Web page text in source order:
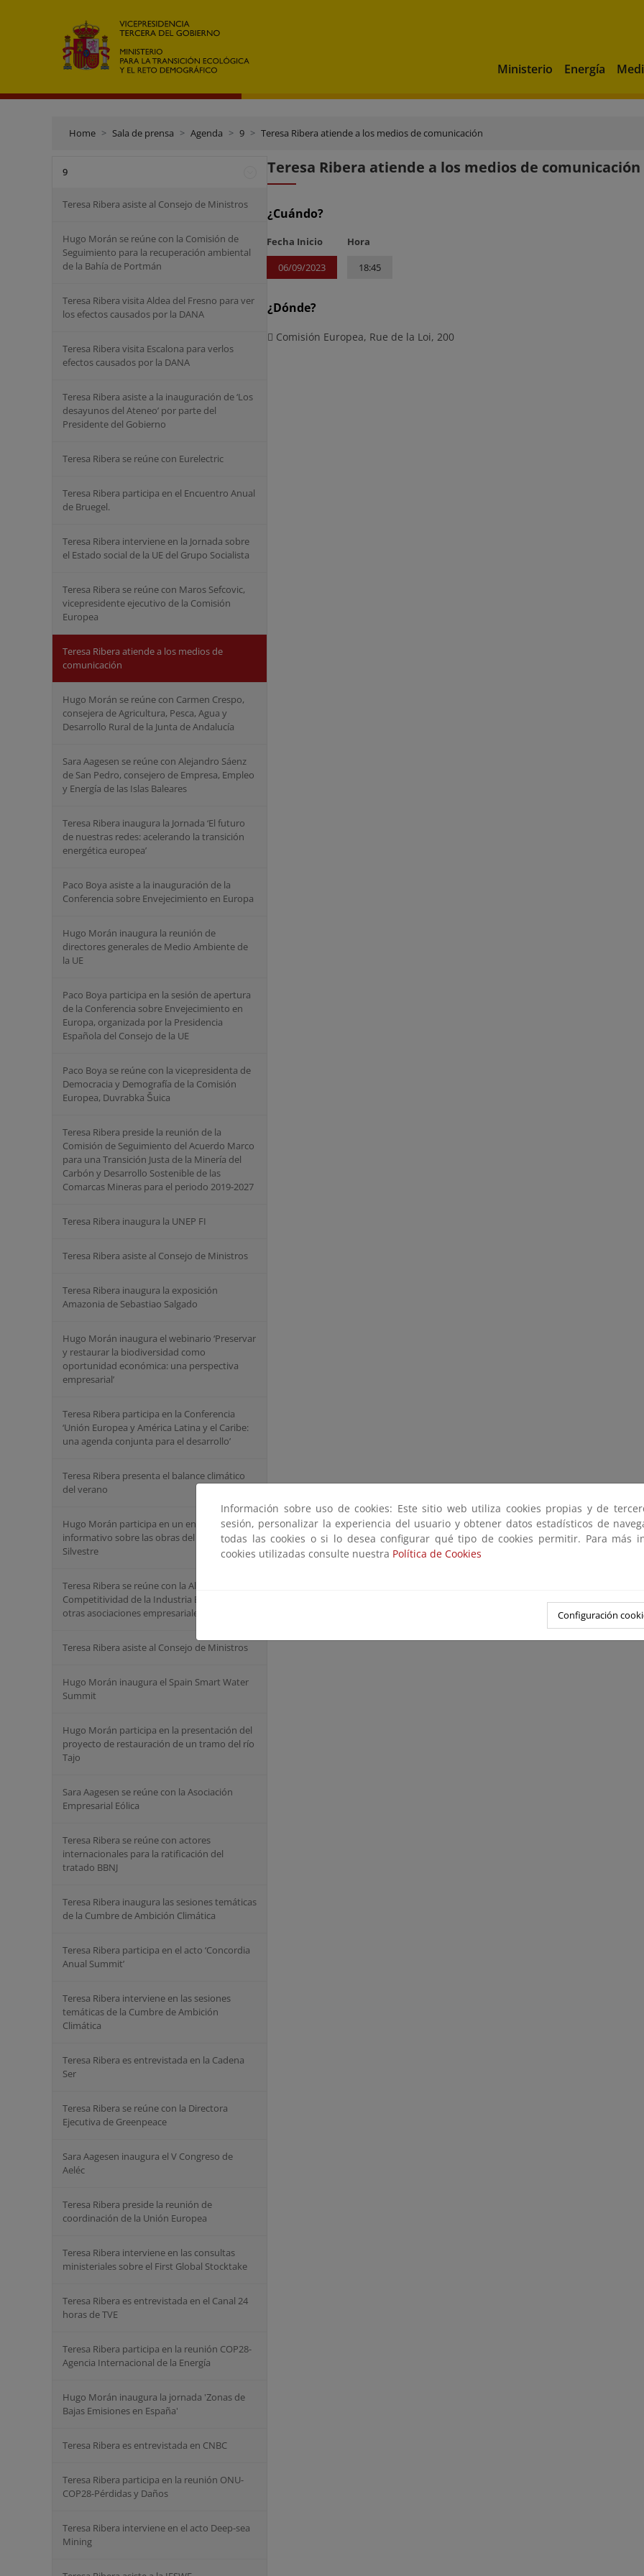
Ministerio Energía
Home Sala de prensa Agenda 9 Teresa Ribera atiende a los medios de comunicación
9
Teresa Ribera asiste al Consejo de Ministros
Hugo Morán se reúne con la Comisión de
Seguimiento para la recuperación ambiental
de la Bahía de Portmán
Teresa Ribera visita Aldea del Fresno para ver
los efectos causados por la DANA
Teresa Ribera visita Escalona para verlos
efectos causados por la DANA
Teresa Ribera asiste a la inauguración de ‘Los
desayunos del Ateneo’ por parte del
Presidente del Gobierno
Teresa Ribera se reúne con Eurelectric
Teresa Ribera participa en el Encuentro Anual
de Bruegel.
Teresa Ribera interviene en la Jornada sobre
el Estado social de la UE del Grupo Socialista
Teresa Ribera se reúne con Maros Sefcovic,
vicepresidente ejecutivo de la Comisión
Europea
Teresa Ribera atiende a los medios de
comunicación
Hugo Morán se reúne con Carmen Crespo,
consejera de Agricultura, Pesca, Agua y
Desarrollo Rural de la Junta de Andalucía
Sara Aagesen se reúne con Alejandro Sáenz
de San Pedro, consejero de Empresa, Empleo
y Energía de las Islas Baleares
Teresa Ribera inaugura la Jornada ‘El futuro
de nuestras redes: acelerando la transición
energética europea’
Paco Boya asiste a la inauguración de la
Conferencia sobre Envejecimiento en Europa
Hugo Morán inaugura la reunión de
directores generales de Medio Ambiente de
la UE
Paco Boya participa en la sesión de apertura
de la Conferencia sobre Envejecimiento en
Europa, organizada por la Presidencia
Española del Consejo de la UE
Paco Boya se reúne con la vicepresidenta de
Democracia y Demografía de la Comisión
Europea, Duvrabka Šuica
Teresa Ribera preside la reunión de la
Comisión de Seguimiento del Acuerdo Marco
para una Transición Justa de la Minería del
Carbón y Desarrollo Sostenible de las
Comarcas Mineras para el periodo 2019-2027
Teresa Ribera inaugura la UNEP FI
Teresa Ribera asiste al Consejo de Ministros
Teresa Ribera inaugura la exposición
Amazonia de Sebastiao Salgado
Hugo Morán inaugura el webinario ‘Preservar
y restaurar la biodiversidad como
oportunidad económica: una perspectiva
empresarial’
Teresa Ribera participa en la Conferencia
‘Unión Europea y América Latina y el Caribe:
una agenda conjunta para el desarrollo’
Teresa Ribera presenta el balance climático
del verano
Hugo Morán participa en un encuentro
informativo sobre las obras del túnel de San
Silvestre
Teresa Ribera se reúne con la Alianza por la
Competitividad de la Industria Española y
otras asociaciones empresariales
Teresa Ribera asiste al Consejo de Ministros
Hugo Morán inaugura el Spain Smart Water
Summit
Hugo Morán participa en la presentación del
proyecto de restauración de un tramo del río
Tajo
Sara Aagesen se reúne con la Asociación
Empresarial Eólica
Teresa Ribera se reúne con actores
internacionales para la ratificación del
tratado BBNJ
Teresa Ribera inaugura las sesiones temáticas
de la Cumbre de Ambición Climática
Teresa Ribera participa en el acto ‘Concordia
Anual Summit’
Teresa Ribera interviene en las sesiones
temáticas de la Cumbre de Ambición
Climática
Teresa Ribera es entrevistada en la Cadena
Ser
Teresa Ribera se reúne con la Directora
Ejecutiva de Greenpeace
Sara Aagesen inaugura el V Congreso de
Aeléc
Teresa Ribera preside la reunión de
coordinación de la Unión Europea
Teresa Ribera interviene en las consultas
ministeriales sobre el First Global Stocktake
Teresa Ribera es entrevistada en el Canal 24
horas de TVE
Teresa Ribera participa en la reunión COP28-
Agencia Internacional de la Energía
Hugo Morán inaugura la jornada 'Zonas de
Bajas Emisiones en España'
Teresa Ribera es entrevistada en CNBC
Teresa Ribera participa en la reunión ONU-
COP28-Pérdidas y Daños
Teresa Ribera interviene en el acto Deep-sea
Mining
Teresa Ribera atiende a los medios de comunicación
¿Cuándo?
Fecha Inicio
06/09/2023
Hora
18:45
¿Dónde?
Comisión Europea, Rue de la Loi, 200
Información sobre uso de cookies: Este sitio web utiliza cookies propias y de
sesión, personalizar la experiencia del usuario y obtener datos estadísticos de
todas las cookies o si lo desea configurar qué tipo de cookies permitir. Para más
cookies utilizadas consulte nuestra Política de Cookies
Configuración